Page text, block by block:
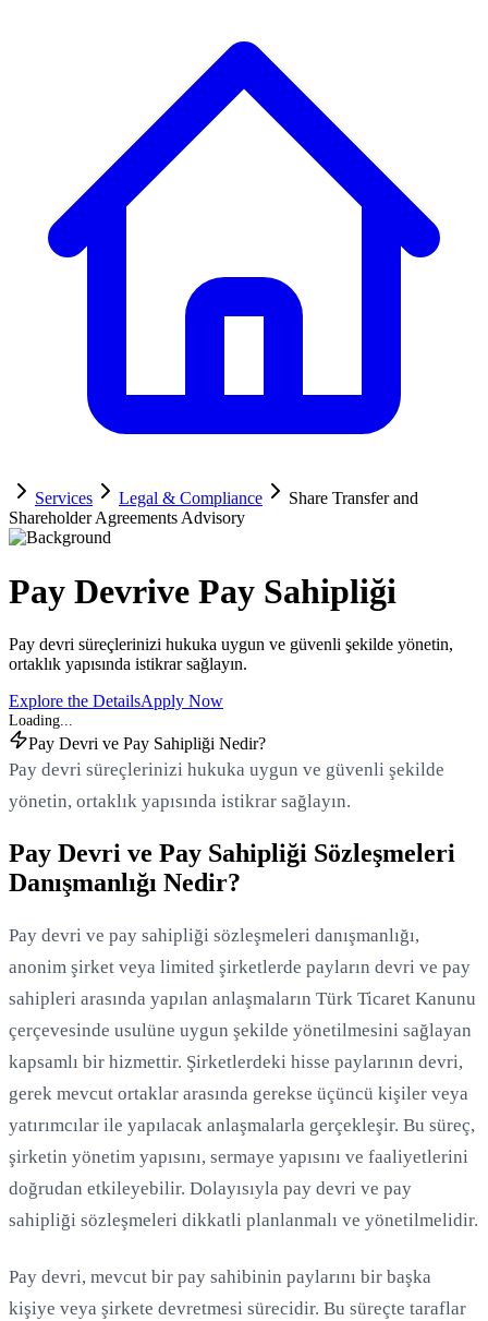
Services Legal & Compliance
Share Transfer and
Shareholder Agreements Advisory
Pay Devrive Pay Sahipliği
Pay devri süreçlerinizi hukuka uygun ve güvenli şekilde yönetin,
ortaklık yapısında istikrar sağlayın.
Explore the DetailsApply Now
Loading...
Pay Devri ve Pay Sahipliği Nedir?
Pay devri süreçlerinizi hukuka uygun ve güvenli şekilde
yönetin, ortaklık yapısında istikrar sağlayın.
Pay Devri ve Pay Sahipliği Sözleşmeleri
Danışmanlığı Nedir?
Pay devri ve pay sahipliği sözleşmeleri danışmanlığı,
anonim şirket veya limited şirketlerde payların devri ve pay
sahipleri arasında yapılan anlaşmaların Türk Ticaret Kanunu
çerçevesinde usulüne uygun şekilde yönetilmesini sağlayan
kapsamlı bir hizmettir. Şirketlerdeki hisse paylarının devri,
gerek mevcut ortaklar arasında gerekse üçüncü kişiler veya
yatırımcılar ile yapılacak anlaşmalarla gerçekleşir. Bu süreç,
şirketin yönetim yapısını, sermaye yapısını ve faaliyetlerini
doğrudan etkileyebilir. Dolayısıyla pay devri ve pay
sahipliği sözleşmeleri dikkatli planlanmalı ve yönetilmelidir.
Pay devri, mevcut bir pay sahibinin paylarını bir başka
kişiye veya şirkete devretmesi sürecidir. Bu süreçte taraflar